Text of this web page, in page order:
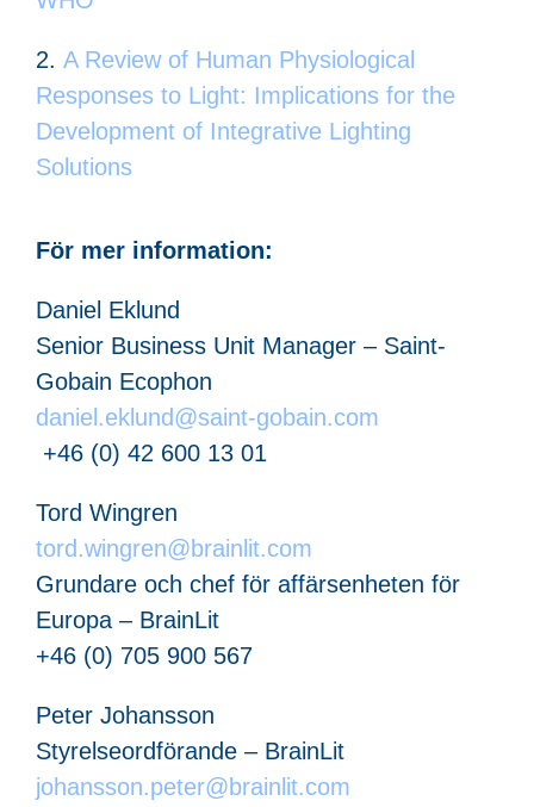
A Review of Human Physiological
Responses to Light: Implications for the
Development of Integrative Lighting
Solutions
För mer information:
Daniel Eklund
Senior Business Unit Manager – Saint-
Gobain Ecophon
daniel.eklund@saint-gobain.com
+46 (0) 42 600 13 01
Tord Wingren
tord.wingren@brainlit.com
Grundare och chef för affärsenheten för
Europa – BrainLit
+46 (0) 705 900 567
Peter Johansson
Styrelseordförande – BrainLit
johansson.peter@brainlit.com